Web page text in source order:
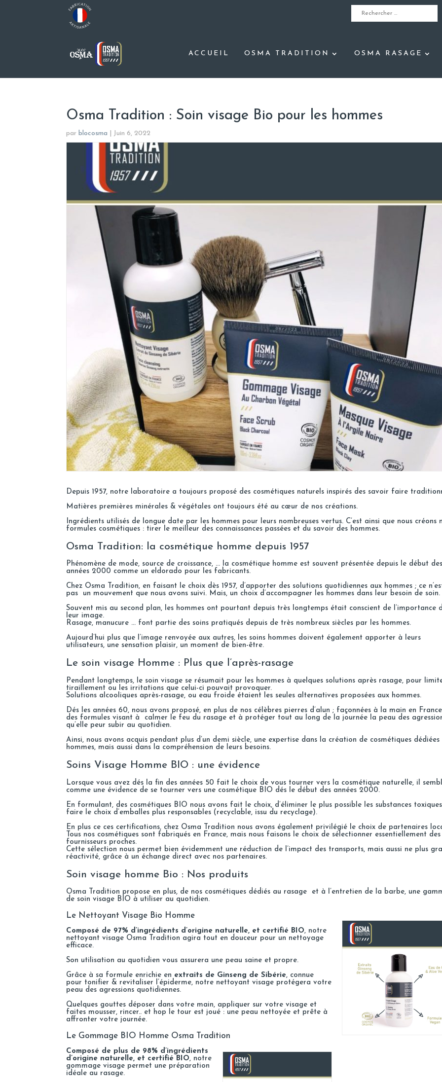
ACCUEIL OSMA TRADITION OSMA RASAGE
Osma Tradition : Soin visage Bio pour les hommes
par blocosma Juin 6, 2022
Depuis 1957, notre laboratoire a toujours proposé des cosmétiques naturels inspirés des savoir faire
Matières premières minérales & végétales ont toujours été au cœur de nos créations.
Ingrédients utilisés de longue date par les hommes pour leurs nombreuses vertus. C’est ainsi que nous créons
formules cosmétiques : tirer le meilleur des connaissances passées et du savoir des hommes.
Osma Tradition: la cosmétique homme depuis 1957
Phénomène de mode, source de croissance, … la cosmétique homme est souvent présentée depuis le début
années 2000 comme un eldorado pour les fabricants.
Chez Osma Tradition, en faisant le choix dès 1957, d’apporter des solutions quotidiennes aux hommes ; ce
pas un mouvement que nous avons suivi. Mais, un choix d’accompagner les hommes dans leur besoin de soin.
Souvent mis au second plan, les hommes ont pourtant depuis très longtemps était conscient de l’importance
leur image.
Rasage, manucure … font partie des soins pratiqués depuis de très nombreux siècles par les hommes.
Aujourd’hui plus que l’image renvoyée aux autres, les soins hommes doivent également apporter à leurs
utilisateurs, une sensation plaisir, un moment de bien-être.
Le soin visage Homme : Plus que l’après-rasage
Pendant longtemps, le soin visage se résumait pour les hommes à quelques solutions après rasage, pour
tiraillement ou les irritations que celui-ci pouvait provoquer.
Solutions alcooliques après-rasage, ou eau froide étaient les seules alternatives proposées aux hommes.
Dés les années 60, nous avons proposé, en plus de nos célèbres pierres d’alun ; façonnées à la main en
des formules visant à calmer le feu du rasage et à protéger tout au long de la journée la peau des
qu’elle peur subir au quotidien.
Ainsi, nous avons acquis pendant plus d’un demi siècle, une expertise dans la création de cosmétiques dédiées
hommes, mais aussi dans la compréhension de leurs besoins.
Soins Visage Homme BIO : une évidence
Lorsque vous avez dés la fin des années 50 fait le choix de vous tourner vers la cosmétique naturelle, il
comme une évidence de se tourner vers une cosmétique BIO dés le début des années 2000.
En formulant, des cosmétiques BIO nous avons fait le choix, d’éliminer le plus possible les substances
faire le choix d’emballes plus responsables (recyclable, issu du recyclage).
En plus ce ces certifications, chez Osma Tradition nous avons également privilégié le choix de partenaires
Tous nos cosmétiques sont fabriqués en France, mais nous faisons le choix de sélectionner essentiellement des
fournisseurs proches.
Cette sélection nous permet bien évidemment une réduction de l’impact des transports, mais aussi ne plus
réactivité, grâce à un échange direct avec nos partenaires.
Soin visage homme Bio : Nos produits
Osma Tradition propose en plus, de nos cosmétiques dédiés au rasage et à l’entretien de la barbe, une
de soin visage BIO à utiliser au quotidien.
Le Nettoyant Visage Bio Homme
Composé de 97% d’ingrédients d’origine naturelle, et certifié BIO, notre
nettoyant visage Osma Tradition agira tout en douceur pour un nettoyage
efficace.
Son utilisation au quotidien vous assurera une peau saine et propre.
Grâce à sa formule enrichie en extraits de Ginseng de Sibérie, connue
pour tonifier & revitaliser l’épiderme, notre nettoyant visage protégera votre
peau des agressions quotidiennes.
Quelques gouttes déposer dans votre main, appliquer sur votre visage et
faites mousser, rincer.. et hop le tour est joué : une peau nettoyée et prête à
affronter votre journée.
Le Gommage BIO Homme Osma Tradition
Composé de plus de 98% d’ingrédients
d’origine naturelle, et certifié BIO, notre
gommage visage permet une préparation
idéale au rasage.